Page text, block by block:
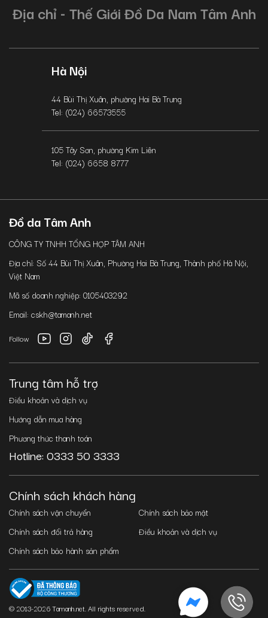
Địa chỉ - Thế Giới Đồ Da Nam Tâm Anh
Hà Nội
44 Bùi Thị Xuân, phường Hai Bà Trưng
Tel: (024) 66573555
105 Tây Sơn, phường Kim Liên
Tel: (024) 6658 8777
Đồ da Tâm Anh
CÔNG TY TNHH TỔNG HỢP TÂM ANH
Địa chỉ: Số 44 Bùi Thị Xuân, Phường Hai Bà Trưng, Thành phố Hà Nội,
Việt Nam
Mã số doanh nghiệp: 0105403292
Email: cskh@tamanh.net
Follow
Trung tâm hỗ trợ
Điều khoản và dịch vụ
Hướng dẫn mua hàng
Phương thức thanh toán
Hotline: 0333 50 3333
Chính sách khách hàng
Chính sách vận chuyển
Chính sách đổi trả hàng
Chính sách bảo hành sản phẩm
Chính sách bảo mật
Điều khoản và dịch vụ
© 2013-2026 Tamanh.net. All rights reserved.